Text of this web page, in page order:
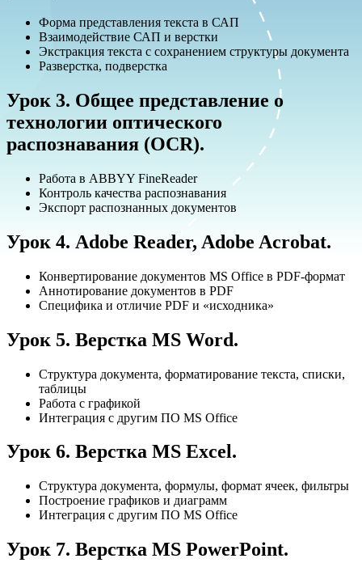
Форма представления текста в САП
Взаимодействие САП и верстки
Экстракция текста c сохранением структуры документа
Разверстка, подверстка
Урок 3. Общее представление о
технологии оптического
распознавания (OCR).
Работа в ABBYY FineReader
Контроль качества распознавания
Экспорт распознанных документов
Урок 4. Adobe Reader, Adobe Acrobat.
Конвертирование документов MS Office в PDF-формат
Аннотирование документов в PDF
Специфика и отличие PDF и «исходника»
Урок 5. Верстка MS Word.
Структура документа, форматирование текста, списки,
таблицы
Работа с графикой
Интеграция с другим ПО MS Office
Урок 6. Верстка MS Excel.
Структура документа, формулы, формат ячеек, фильтры
Построение графиков и диаграмм
Интеграция с другим ПО MS Office
Урок 7. Верстка MS PowerPoint.